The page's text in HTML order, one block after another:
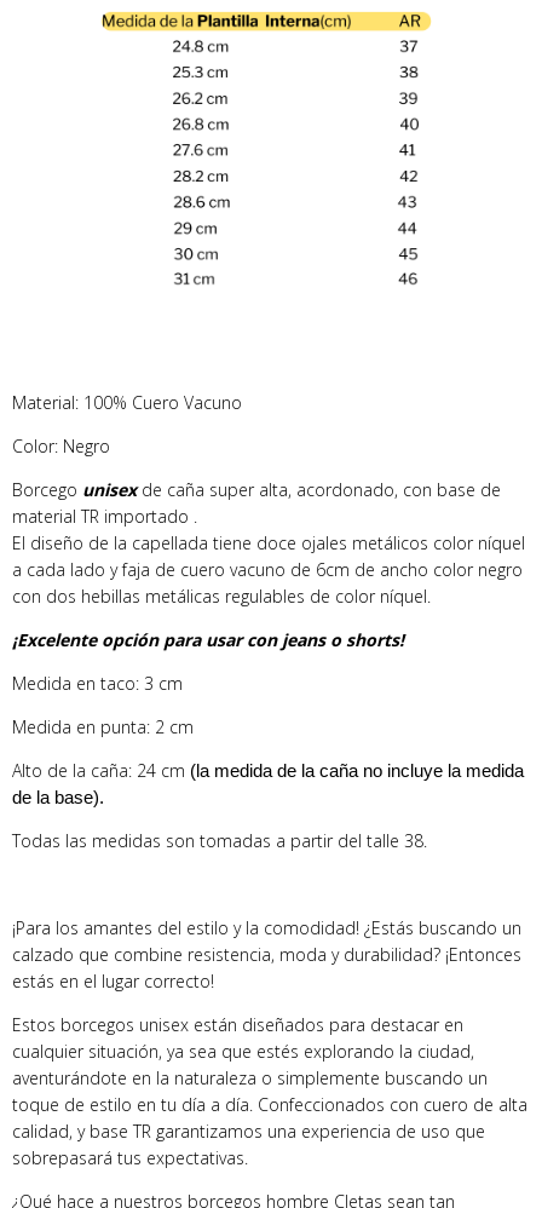
Material: 100% Cuero Vacuno
Color: Negro
Borcego unisexde caña super alta, acordonado, con base de
material TR importado .
El diseño de la capellada tiene doce ojales metálicos color níquel
a cada lado y faja de cuero vacuno de 6cm de ancho color negro
con dos hebillas metálicas regulables de color níquel.
¡Excelente opción para usar con jeans o shorts!
Medida en taco: 3 cm
Medida en punta: 2 cm
Alto de la caña: 24 cm (la medida de la caña no incluye la medida
de la base).
Todas las medidas son tomadas a partir del talle 38.
¡Para los amantes del estilo y la comodidad! ¿Estás buscando un
calzado que combine resistencia, moda y durabilidad? ¡Entonces
estás en el lugar correcto!
Estos borcegos unisex están diseñados para destacar en
cualquier situación, ya sea que estés explorando la ciudad,
aventurándote en la naturaleza o simplemente buscando un
toque de estilo en tu día a día. Confeccionados con cuero de alta
calidad, y base TR garantizamos una experiencia de uso que
sobrepasará tus expectativas.
¿Qué hace a nuestros borcegos hombre Cletas sean tan